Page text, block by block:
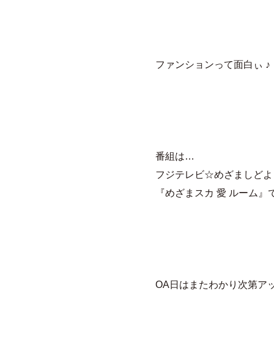
ファンションって面白ぃ ♪
番組は…
フジテレビ☆めざましど
『めざまスカ 愛 ルーム』
OA日はまたわかり次第ア